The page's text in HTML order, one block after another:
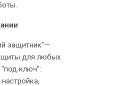
защитник"—
для любых
ключ”: